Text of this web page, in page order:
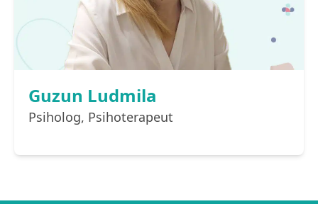
Guzun Ludmila
Psiholog, Psihoterapeut